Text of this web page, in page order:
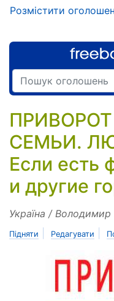
Розмістити
СЕМЬИ.
Если есть
и другие
Україна / Володимир
Підняти Редагувати